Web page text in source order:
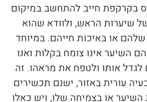
בקרקפת חייב להתחשב במיקום
שיערות הראש, ולוודא שהוא
שלהם או באיכות חייהם. במיוחד
השיער אינו צומח בקלות ואנו
אותו ולטפח את מראהו. זה
עורית באזור, ישנם תכשירים
או בצמיחה שלו, ויש כאלו